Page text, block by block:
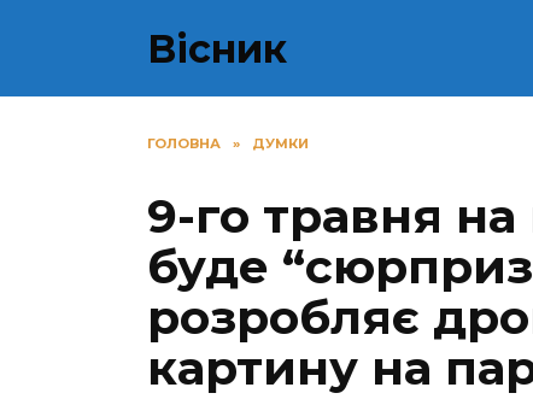
Вісник
ГОЛОВНА » ДУМКИ
9-го травня
буде
розробляє
картину на